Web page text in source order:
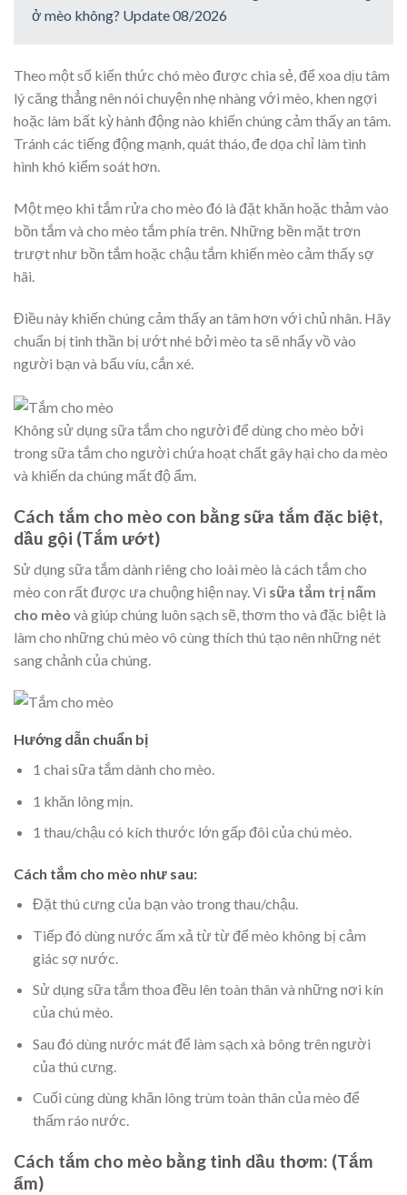
ở mèo không? Update 08/2026
Theo một số kiến thức chó mèo được chia sẻ, để xoa dịu tâm
lý căng thẳng nên nói chuyện nhẹ nhàng với mèo, khen ngợi
hoặc làm bất kỳ hành động nào khiến chúng cảm thấy an tâm.
Tránh các tiếng động mạnh, quát tháo, đe dọa chỉ làm tình
hình khó kiểm soát hơn.
Một mẹo khi tắm rửa cho mèo đó là đặt khăn hoặc thảm vào
bồn tắm và cho mèo tắm phía trên. Những bền mặt trơn
trượt như bồn tắm hoặc chậu tắm khiến mèo cảm thấy sợ
hãi.
Điều này khiến chúng cảm thấy an tâm hơn với chủ nhân. Hãy
chuẩn bị tinh thần bị ướt nhé bởi mèo ta sẽ nhẩy vồ vào
người bạn và bấu víu, cắn xé.
Không sử dụng sữa tắm cho người để dùng cho mèo bởi
trong sữa tắm cho người chứa hoạt chất gây hại cho da mèo
và khiến da chúng mất độ ẩm.
Cách tắm cho mèo con bằng sữa tắm đặc biệt,
dầu gội (Tắm ướt)
Sử dụng sữa tắm dành riêng cho loài mèo là cách tắm cho
mèo con rất được ưa chuộng hiện nay. Vì sữa tắm trị nấm
cho mèo và giúp chúng luôn sạch sẽ, thơm tho và đặc biệt là
làm cho những chú mèo vô cùng thích thú tạo nên những nét
sang chảnh của chúng.
Hướng dẫn chuẩn bị
1 chai sữa tắm dành cho mèo.
1 khăn lông mịn.
1 thau/chậu có kích thước lớn gấp đôi của chú mèo.
Cách tắm cho mèo như sau:
Đặt thú cưng của bạn vào trong thau/chậu.
Tiếp đó dùng nước ấm xả từ từ để mèo không bị cảm
giác sợ nước.
Sử dụng sữa tắm thoa đều lên toàn thân và những nơi kín
của chú mèo.
Sau đó dùng nước mát để làm sạch xà bông trên người
của thú cưng.
Cuối cùng dùng khăn lông trùm toàn thân của mèo để
thấm ráo nước.
Cách tắm cho mèo bằng tinh dầu thơm: (Tắm
ẩm)